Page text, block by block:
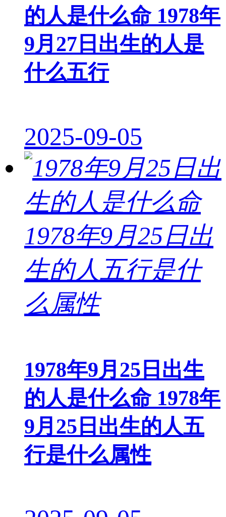
的人是什么命 1978年
9月27日出生的人是
什么五行
2025-09-05
1978年9月25日出生
的人是什么命 1978年
9月25日出生的人五
行是什么属性